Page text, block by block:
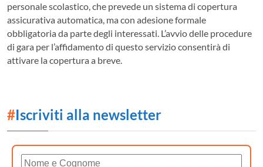
personale scolastico, che prevede un sistema di copertura
assicurativa automatica, ma con adesione formale
obbligatoria da parte degli interessati. L’avvio delle procedure
di gara per l’affidamento di questo servizio consentirà di
attivare la copertura a breve.
#Iscriviti alla newsletter